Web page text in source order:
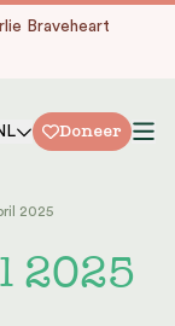
Braveheart
Doneer
2025
2025